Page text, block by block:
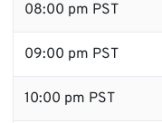
08:00 pm PST
09:00 pm PST
10:00 pm PST